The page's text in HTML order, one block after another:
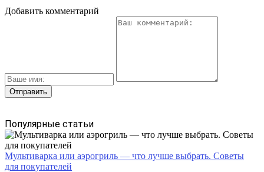
Добавить комментарий
Популярные статьи
Мультиварка или аэрогриль — что лучше выбрать. Советы
для покупателей